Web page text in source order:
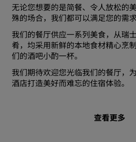
无论您想要的是简餐、令人放松的
殊的场合，我们都可以满足您的需求
我们的餐厅供应一系列美食，从瑞
肴，均采用新鲜的本地食材精心烹
们的酒吧小酌一杯。
我们期待欢迎您光临我们的餐厅，
酒店打造美好而难忘的住宿体验。
查看更多